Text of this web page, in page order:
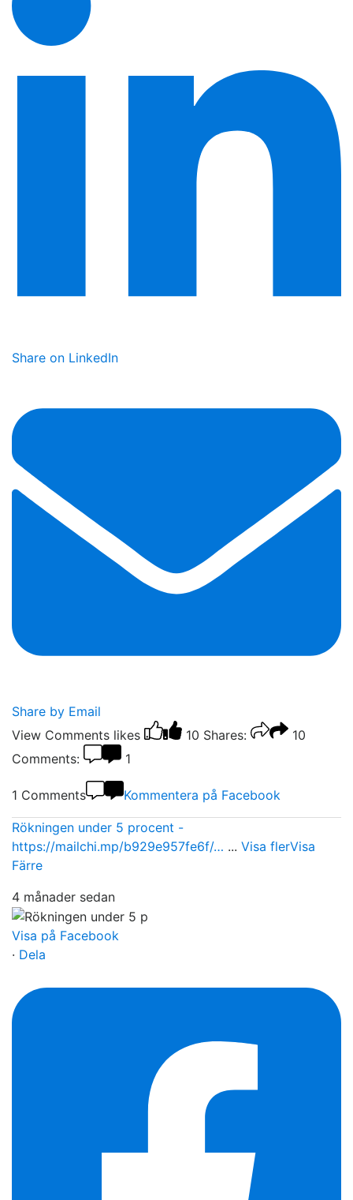
Share on LinkedIn
Share by Email
View Comments likes 10 Shares:
10
Comments:
1
1 Comments Kommentera på Facebook
Rökningen under 5 procent -
https://mailchi.mp/b929e957fe6f/… ... Visa flerVisa
Färre
4 månader sedan
Visa på Facebook
· Dela